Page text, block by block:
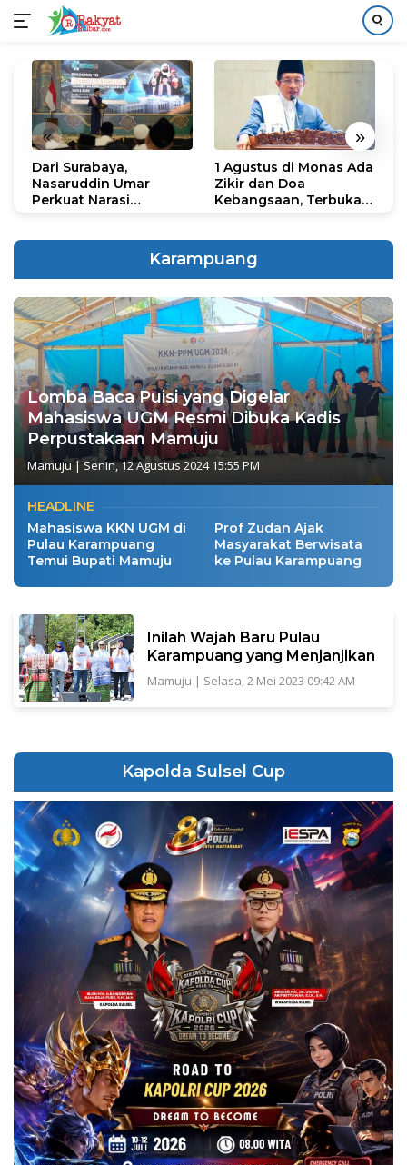
konten
« »
Dari Surabaya,
Nasaruddin Umar
Perkuat Narasi
1 Agustus di Monas Ada
Zikir dan Doa
Kebangsaan, Terbuka
Karampuang
Lomba Baca Puisi yang Digelar
Mahasiswa UGM Resmi Dibuka Kadis
Perpustakaan Mamuju
Mamuju |Senin, 12 Agustus 2024 15:55 PM
HEADLINE
Mahasiswa KKN UGM di
Pulau Karampuang
Temui Bupati Mamuju
Prof Zudan Ajak
Masyarakat Berwisata
ke Pulau Karampuang
Inilah Wajah Baru Pulau
Karampuang yang Menjanjikan
Mamuju | Selasa, 2 Mei 2023 09:42 AM
Kapolda Sulsel Cup